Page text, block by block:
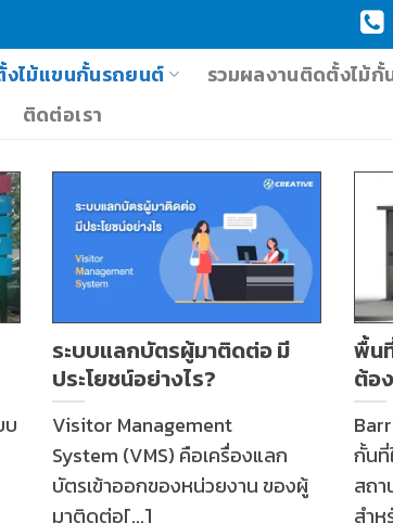
ไม้แขนกั้นรถยนต์
รวมผลงานติดตั้งไม้
ติดต่อเรา
บ
ระบบแลกบัตรผู้มาติดต่อ มี
ประโยชน์อย่างไร?
Visitor Management
System (VMS) คือเครื่องแลก
บัตรเข้าออกของหน่วยงาน ของผู้
มาติดต่อ[...]
พื้น
ต้อ
กั้นที่
สถา
สำ